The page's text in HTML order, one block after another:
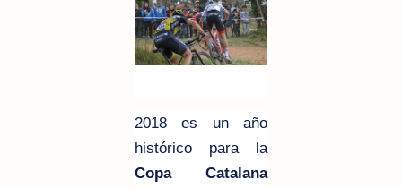
2018 es un año
histórico para la
Copa Catalana